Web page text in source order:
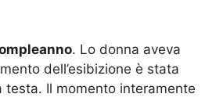
. Lo donna aveva
dell’esibizione è stata
testa. Il momento interamente